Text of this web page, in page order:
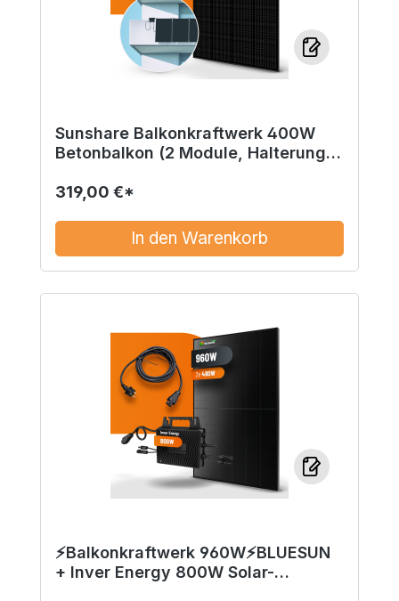
Sunshare Balkonkraftwerk 400W
Betonbalkon (2 Module, Halterung,
319,00 €*
In den Warenkorb
⚡Balkonkraftwerk 960W⚡BLUESUN
+ Inver Energy 800W Solar-